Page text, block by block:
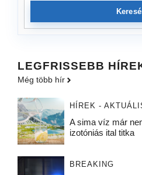
LEGFRISSEBB
Még több hír
HÍREK -
A sima víz már
izotóniás ital titka
BREAKING